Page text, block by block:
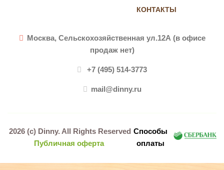
КОНТАКТЫ
Москва, Сельскохозяйственная ул.12А (в офисе
продаж нет)
+7 (495) 514-3773
mail@dinny.ru
2026 (c) Dinny. All Rights Reserved
Публичная оферта
Способы
оплаты